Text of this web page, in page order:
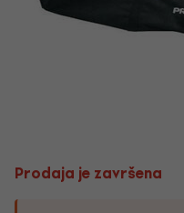
Prodaja je završena